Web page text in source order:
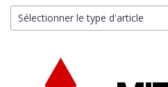
Sélectionner le type d'article